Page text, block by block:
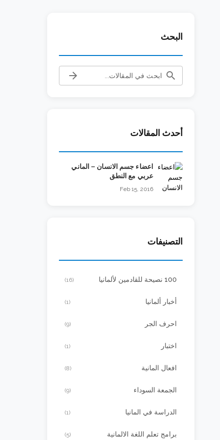
البحث
search
arrow_forward
أحدث المقالات
اعضاء جسم الانسان – الماني
عربي مع النطق
Feb 15, 2016
التصنيفات
100 نصيحة للقادمين لألمانيا (16)
أخبار ألمانيا (1)
احرف الجر (9)
اختبار (1)
افعال المانية (8)
الجمعة السوداء (9)
الدراسة في المانيا (1)
برامج تعلم اللغة الالمانية (5)